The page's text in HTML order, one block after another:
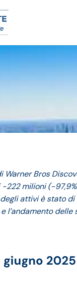
Bros
milioni (-
attivi è stato di
l’andamento delle
giugno